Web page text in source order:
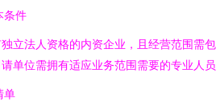
条件
立法人资格的内资企业，且经营范围需
单位需拥有适应业务范围需要的专业人员
单